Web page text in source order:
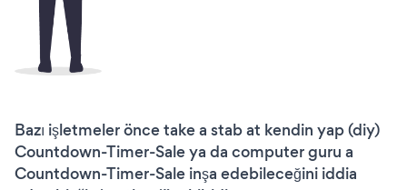
Bazı işletmeler önce take a stab at kendin yap (diy)
Countdown-Timer-Sale ya da computer guru a
Countdown-Timer-Sale inşa edebileceğini iddia